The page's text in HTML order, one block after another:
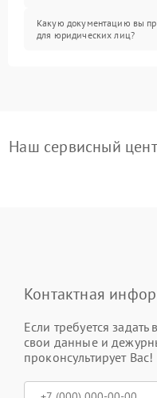
Какую документацию вы
для юридических лиц?
Наш сервисный
Контактная
Если требуется задать
свои данные и
проконсультирует Вас!